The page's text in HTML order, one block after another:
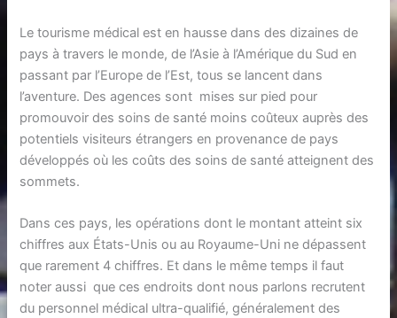
Le tourisme médical est en hausse dans des dizaines de
pays à travers le monde, de l’Asie à l’Amérique du Sud en
passant par l’Europe de l’Est, tous se lancent dans
l’aventure. Des agences sont mises sur pied pour
promouvoir des soins de santé moins coûteux auprès des
potentiels visiteurs étrangers en provenance de pays
développés où les coûts des soins de santé atteignent des
sommets.
Dans ces pays, les opérations dont le montant atteint six
chiffres aux États-Unis ou au Royaume-Uni ne dépassent
que rarement 4 chiffres. Et dans le même temps il faut
noter aussi que ces endroits dont nous parlons recrutent
du personnel médical ultra-qualifié, généralement des